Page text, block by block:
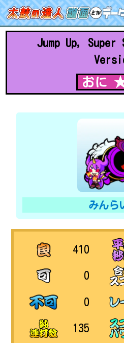
Jump Up,
おに
みんら
410
0
0
135